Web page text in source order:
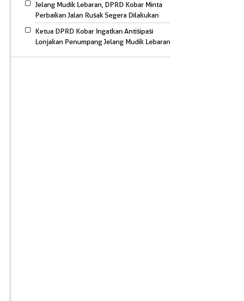
Jelang Mudik Lebaran, DPRD Kobar Minta
Perbaikan Jalan Rusak Segera Dilakukan
Ketua DPRD Kobar Ingatkan Antisipasi
Lonjakan Penumpang Jelang Mudik Lebaran